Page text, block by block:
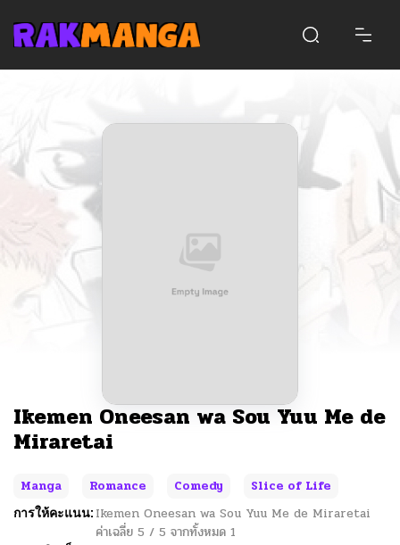
Ikemen Oneesan wa Sou Yuu Me de
Miraretai
Manga Romance Comedy
Slice of Life
การให้คะแนน: Ikemen Oneesan wa Sou Yuu Me de Miraretai
ค่าเฉลี่ย 5 / 5 จากทั้งหมด 1